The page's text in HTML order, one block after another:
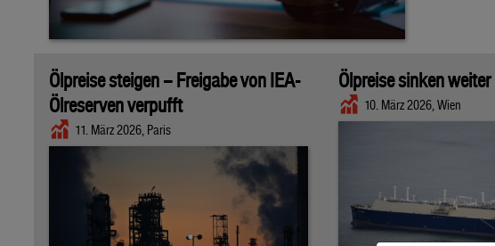
Ölpreise steigen – Freigabe von IEA-
Ölreserven verpufft
11. März 2026, Paris
Ölpreise sinken weiter
10. März 2026, Wien